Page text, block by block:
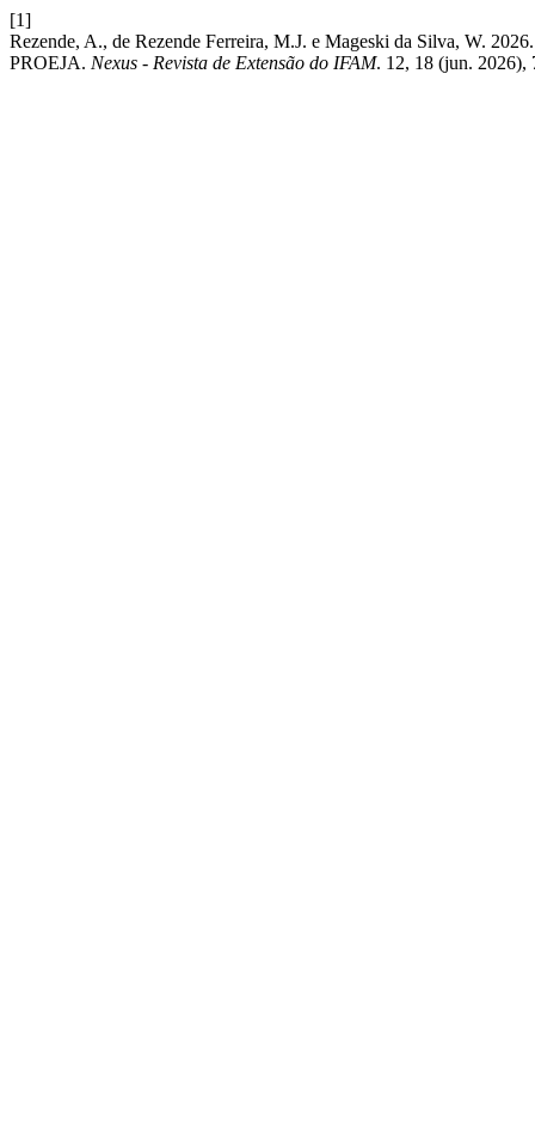
[1]
Rezende, A., de Rezende Ferreira, M.J. e Mageski da Silva, W.
PROEJA. Nexus - Revista de Extensão do IFAM. 12, 18 (jun. 2026),